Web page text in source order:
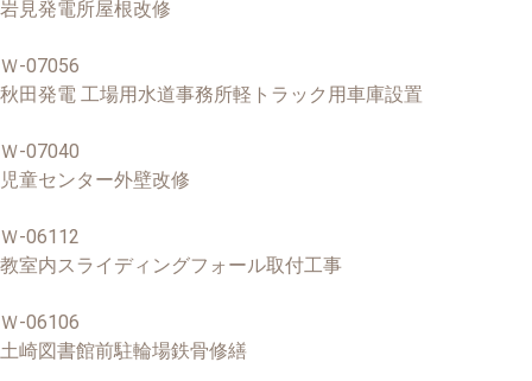
岩見発電所屋根改修
Ｗ-07056
秋田発電 工場用水道事務所軽トラック用車庫設置
Ｗ-07040
児童センター外壁改修
Ｗ-06112
教室内スライディングフォール取付工事
Ｗ-06106
土崎図書館前駐輪場鉄骨修繕